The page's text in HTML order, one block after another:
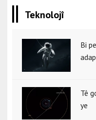
Teknolojî
Bi
Tê
ye